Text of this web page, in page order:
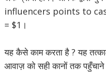
influencers points to
= $1।
यह कैसे काम करता है ? यह
आवाज़ को सही कानों तक